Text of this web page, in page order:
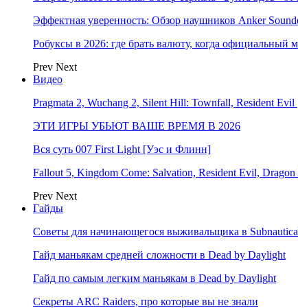
Эффектная уверенность: Обзор наушников Anker
Робуксы в 2026: где брать валюту, когда официальный
Prev Next
Видео
Pragmata 2, Wuchang 2, Silent Hill: Townfall, Resident
ЭТИ ИГРЫ УБЬЮТ ВАШЕ ВРЕМЯ В 2026
Вся суть 007 First Light [Уэс и Флинн]
Fallout 5, Kingdom Come: Salvation, Resident Evil,
Prev Next
Гайды
Советы для начинающегося выживальщика в
Гайд маньякам средней сложности в Dead by Daylight
Гайд по самым легким маньякам в Dead by Daylight
Секреты ARC Raiders, про которые вы не знали